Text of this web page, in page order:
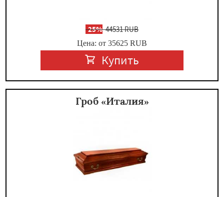
-25%44531 RUB
Цена: от 35625 RUB
Купить
Гроб «Италия»